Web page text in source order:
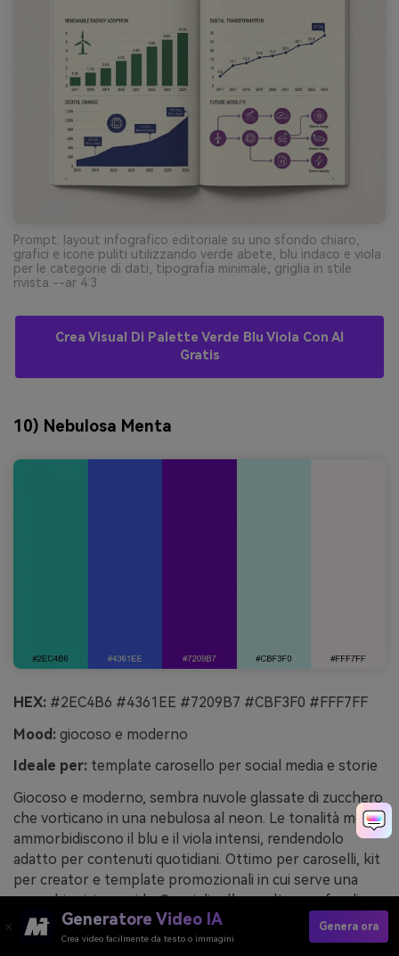
Prompt: layout infografico editoriale su uno sfondo chiaro,
grafici e icone puliti utilizzando verde abete, blu indaco e viola
per le categorie di dati, tipografia minimale, griglia in stile
rivista --ar 4:3
Crea Visual Di Palette Verde Blu Viola Con AI
Gratis
10) Nebulosa Menta
HEX: #2EC4B6 #4361EE #7209B7 #CBF3F0 #FFF7FF
Mood: giocoso e moderno
Ideale per: template carosello per social media e storie
Giocoso e moderno, sembra nuvole glassate di zucchero
che vorticano in una nebulosa al neon. Le tonalità menta
ammorbidiscono il blu e il viola intensi, rendendolo
adatto per contenuti quotidiani. Ottimo per caroselli, kit
per creator e template promozionali in cui serve una
gerarchia visiva rapida. Consiglio d’uso: alterna sfondi
menta a barre titolo blu per mantenere distintiva ogni
Generatore Video IA
Crea video facilmente da testo o immagini
Genera ora